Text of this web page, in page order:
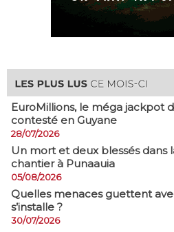
EuroMillions, ​le méga jackpot
contesté en Guyane
28/07/2026
​Un mort et deux blessés dans
chantier à Punaauia
05/08/2026
Quelles menaces guettent
s’installe ?
30/07/2026